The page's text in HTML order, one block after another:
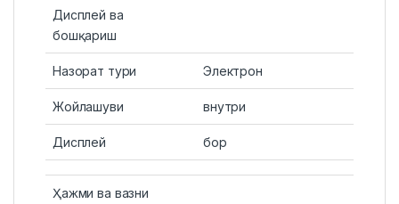
Дисплей ва
бошқариш
Назорат тури Электрон
Жойлашуви внутри
Дисплей бор
Ҳажми ва вазни